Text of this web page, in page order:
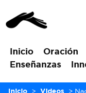
Inicio Oración
Enseñanzas
Inicio > Videos >